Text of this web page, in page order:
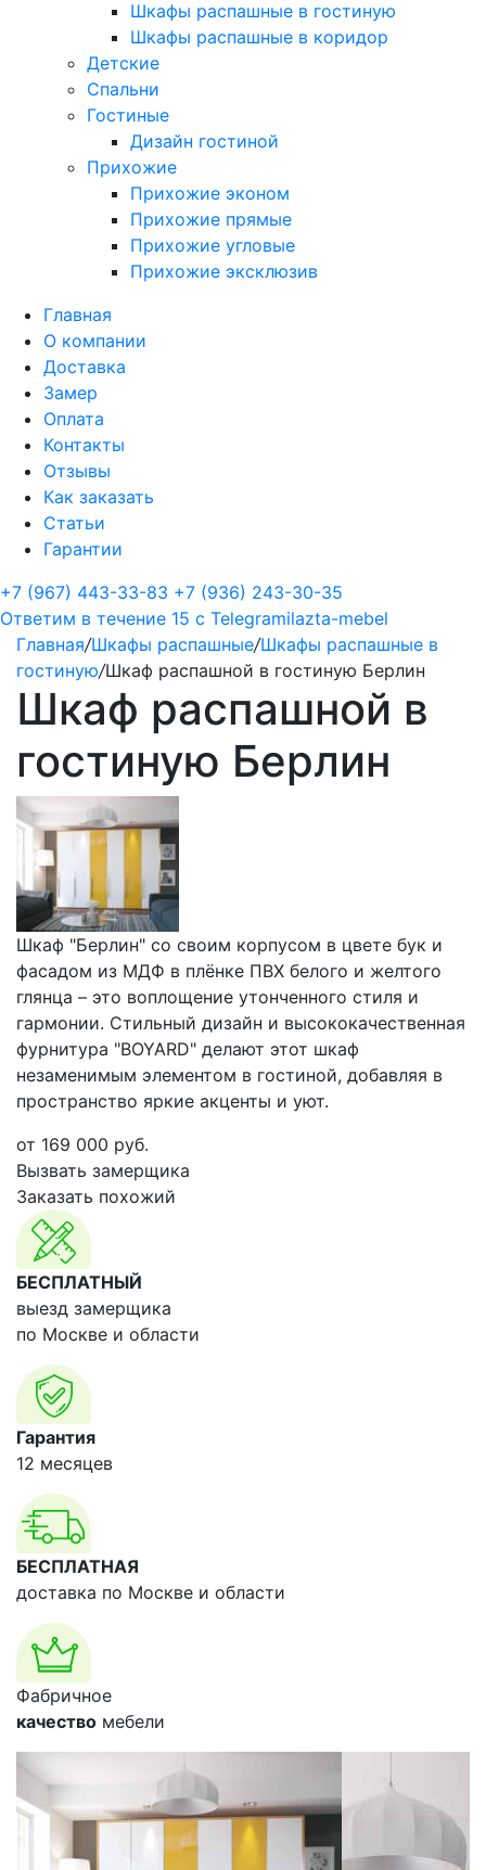
Шкафы распашные в гостиную
Шкафы распашные в коридор
Детские
Спальни
Гостиные
Дизайн гостиной
Прихожие
Прихожие эконом
Прихожие прямые
Прихожие угловые
Прихожие эксклюзив
Главная
О компании
Доставка
Замер
Оплата
Контакты
Отзывы
Как заказать
Статьи
Гарантии
+7 (967) 443-33-83 +7 (936) 243-30-35
Ответим в течение 15 с Telegramilazta-mebel
Главная/Шкафы распашные/Шкафы распашные в
гостиную/Шкаф распашной в гостиную Берлин
Шкаф распашной в
гостиную Берлин
Шкаф "Берлин" со своим корпусом в цвете бук и
фасадом из МДФ в плёнке ПВХ белого и желтого
глянца – это воплощение утонченного стиля и
гармонии. Стильный дизайн и высококачественная
фурнитура "BOYARD" делают этот шкаф
незаменимым элементом в гостиной, добавляя в
пространство яркие акценты и уют.
от 169 000 руб.
Вызвать замерщика
Заказать похожий
БЕСПЛАТНЫЙ
выезд замерщика
по Москве и области
Гарантия
12 месяцев
БЕСПЛАТНАЯ
доставка по Москве и области
Фабричное
качество мебели